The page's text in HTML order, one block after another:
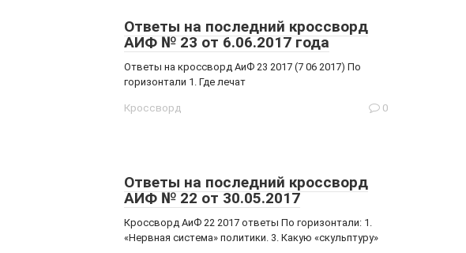
Ответы на последний кроссворд
АИФ № 23 от 6.06.2017 года
Ответы на кроссворд АиФ 23 2017 (7 06 2017) По
горизонтали 1. Где лечат
Кроссворд 0
Ответы на последний кроссворд
АИФ № 22 от 30.05.2017
Кроссворд АиФ 22 2017 ответы По горизонтали: 1.
«Нервная система» политики. 3. Какую «скульптуру»